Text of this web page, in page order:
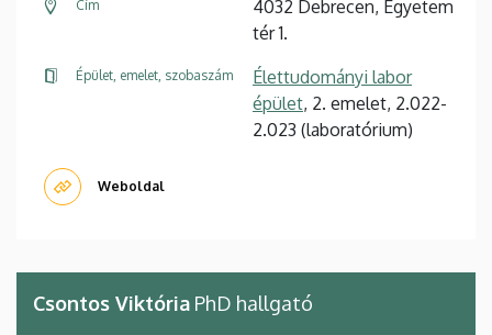
Cím
4032 Debrecen, Egyetem
tér 1.
Épület, emelet, szobaszám
Élettudományi labor
épület, 2. emelet, 2.022-
2.023 (laboratórium)
Weboldal
Csontos Viktória PhD hallgató